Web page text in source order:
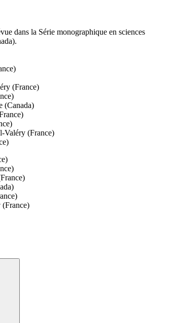
dans la Série monographique en sciences
(France)
(Canada)
Valéry (France)
(France)